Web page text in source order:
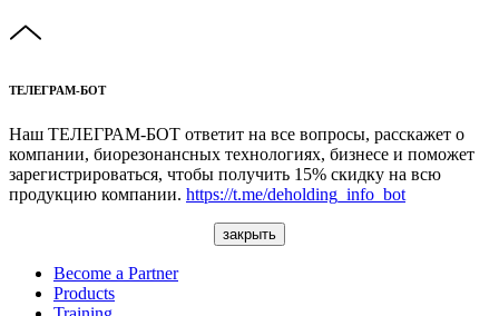
ТЕЛЕГРАМ-БОТ
Наш ТЕЛЕГРАМ-БОТ ответит на все вопросы, расскажет о
компании, биорезонансных технологиях, бизнесе и поможет
зарегистрироваться, чтобы получить 15% скидку на всю
продукцию компании. https://t.me/deholding_info_bot
закрыть
Become a Partner
Products